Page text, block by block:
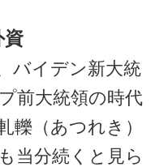
バイデン新大統
前大統領の時代
轢（あつれき）
当分続くと見ら